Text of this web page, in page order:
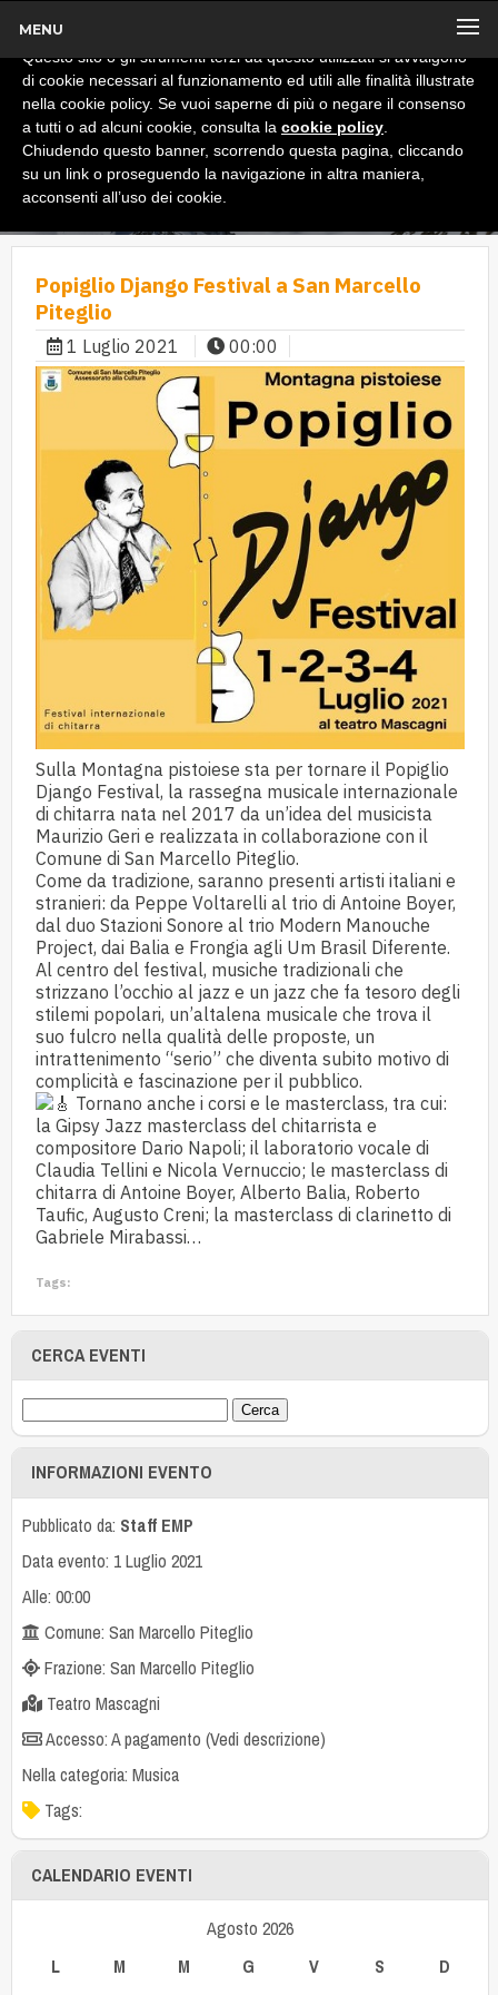
MENU
Popiglio Django Festival a San Marcello
Piteglio
1 Luglio 2021 00:00
Sulla Montagna pistoiese sta per tornare il Popiglio
Django Festival, la rassegna musicale internazionale
di chitarra nata nel 2017 da un’idea del musicista
Maurizio Geri e realizzata in collaborazione con il
Comune di San Marcello Piteglio.
Come da tradizione, saranno presenti artisti italiani e
stranieri: da Peppe Voltarelli al trio di Antoine Boyer,
dal duo Stazioni Sonore al trio Modern Manouche
Project, dai Balia e Frongia agli Um Brasil Diferente.
Al centro del festival, musiche tradizionali che
strizzano l’occhio al jazz e un jazz che fa tesoro degli
stilemi popolari, un’altalena musicale che trova il
suo fulcro nella qualità delle proposte, un
intrattenimento “serio” che diventa subito motivo di
complicità e fascinazione per il pubblico.
Tornano anche i corsi e le masterclass, tra cui:
la Gipsy Jazz masterclass del chitarrista e
compositore Dario Napoli; il laboratorio vocale di
Claudia Tellini e Nicola Vernuccio; le masterclass di
chitarra di Antoine Boyer, Alberto Balia, Roberto
Taufic, Augusto Creni; la masterclass di clarinetto di
Gabriele Mirabassi…
Tags:
CERCA EVENTI
INFORMAZIONI EVENTO
Pubblicato da: Staff EMP
Data evento: 1 Luglio 2021
Alle: 00:00
Comune: San Marcello Piteglio
Frazione: San Marcello Piteglio
Teatro Mascagni
Accesso: A pagamento (Vedi descrizione)
Nella categoria: Musica
Tags:
CALENDARIO EVENTI
Agosto 2026
L
M M G V S D
x
Informativa
Questo sito o gli strumenti terzi da questo utilizzati si avvalgono
di cookie necessari al funzionamento ed utili alle finalità illustrate
nella cookie policy. Se vuoi saperne di più o negare il consenso
a tutti o ad alcuni cookie, consulta la cookie policy
Chiudendo questo banner, scorrendo questa pagina, cliccando
su un link o proseguendo la navigazione in altra maniera,
acconsenti all’uso dei cookie.